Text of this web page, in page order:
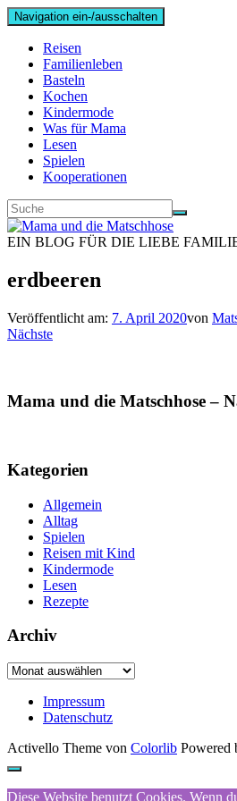
Navigation ein-/ausschalten
Reisen
Familienleben
Basteln
Kochen
Kindermode
Was für Mama
Lesen
Spielen
Kooperationen
EIN BLOG FÜR DIE LIEBE
erdbeeren
Veröffentlicht am: 7. April 2020von
Nächste
Mama und die Matschhose –
Kategorien
Allgemein
Alltag
Spielen
Reisen mit Kind
Kindermode
Lesen
Rezepte
Archiv
Archiv
Impressum
Datenschutz
Activello Theme von Colorlib Powered
Diese Website benutzt Cookies. Wenn